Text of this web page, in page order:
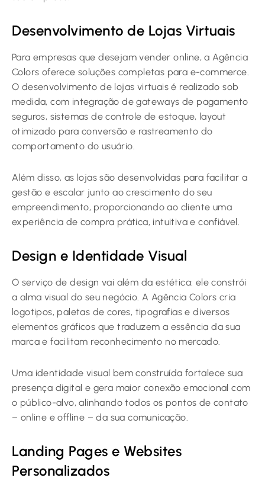
Desenvolvimento de Lojas Virtuais
Para empresas que desejam vender online, a Agência
Colors oferece soluções completas para e-commerce.
O desenvolvimento de lojas virtuais é realizado sob
medida, com integração de gateways de pagamento
seguros, sistemas de controle de estoque, layout
otimizado para conversão e rastreamento do
comportamento do usuário.
Além disso, as lojas são desenvolvidas para facilitar a
gestão e escalar junto ao crescimento do seu
empreendimento, proporcionando ao cliente uma
experiência de compra prática, intuitiva e confiável.
Design e Identidade Visual
O serviço de design vai além da estética: ele constrói
a alma visual do seu negócio. A Agência Colors cria
logotipos, paletas de cores, tipografias e diversos
elementos gráficos que traduzem a essência da sua
marca e facilitam reconhecimento no mercado.
Uma identidade visual bem construída fortalece sua
presença digital e gera maior conexão emocional com
o público-alvo, alinhando todos os pontos de contato
– online e offline – da sua comunicação.
Landing Pages e Websites
Personalizados